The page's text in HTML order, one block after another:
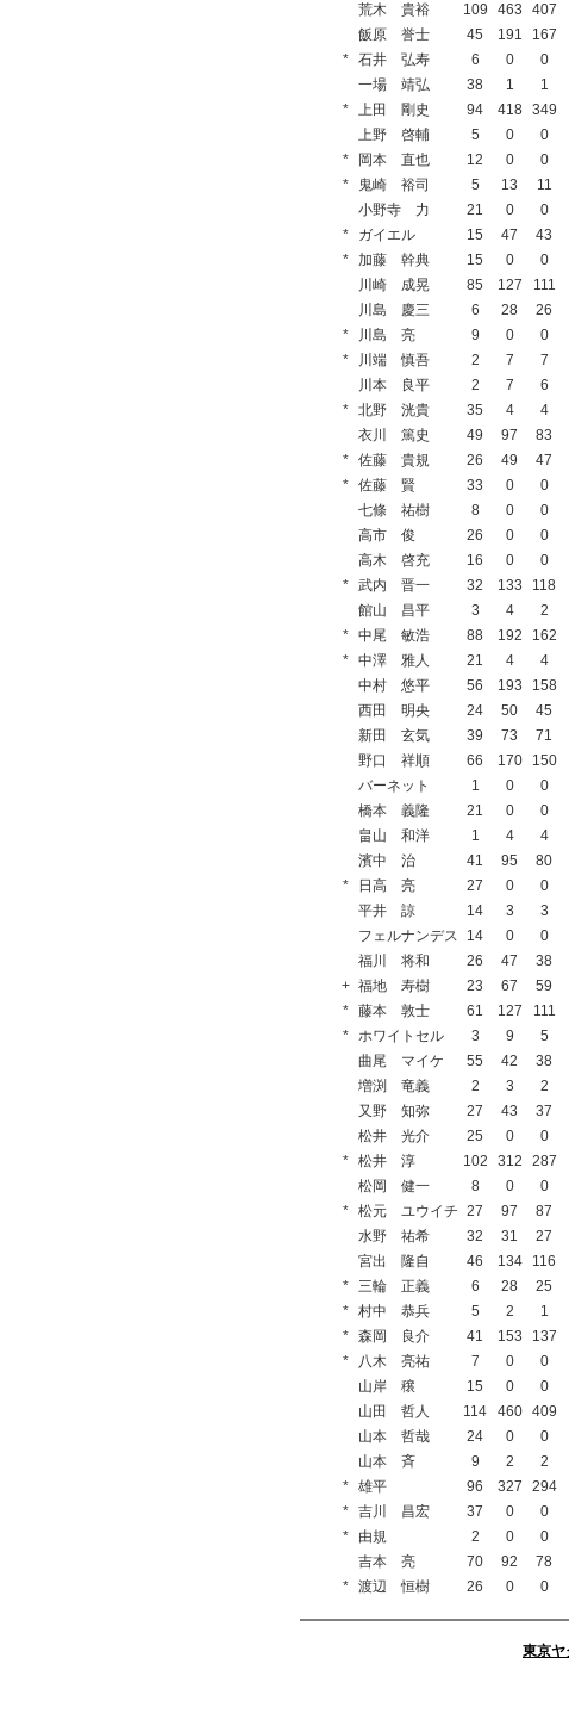
荒木 貴裕
109 463 407
飯原 誉士
45 191 167
* 石井 弘寿 6 0 0
一場 靖弘
38 1 1
* 上田 剛史 94 418 349
上野 啓輔
5 0 0
*
岡本 直也 12 0 0
*
鬼崎 裕司 5 13 11
小野寺 力
21 0 0
*
ガイエル 15 47 43
* 加藤 幹典 15 0 0
川崎 成晃
85 127 111
川島 慶三
6 28 26
*
川島 亮 9 0 0
*
川端 慎吾 2 7 7
川本 良平
2 7 6
* 北野 洸貴 35 4 4
衣川 篤史
49 97 83
* 佐藤 貴規 26 49 47
* 佐藤 賢 33 0 0
七條 祐樹
8 0 0
高市 俊
26 0 0
高木 啓充
16 0 0
* 武内 晋一 32 133 118
館山 昌平
3 4 2
* 中尾 敏浩 88 192 162
* 中澤 雅人 21 4 4
中村 悠平
56 193 158
西田 明央
24 50 45
新田 玄気
39 73 71
野口 祥順
66 170 150
バーネット
1 0 0
橋本 義隆
21 0 0
畠山 和洋
1 4 4
濱中 治
41 95 80
*
日高 亮 27 0 0
平井 諒
14 3 3
フェルナンデス
14 0 0
福川 将和
26 47 38
+ 福地 寿樹 23 67 59
* 藤本 敦士 61 127 111
* ホワイトセル 3 9 5
曲尾 マイケ
55 42 38
増渕 竜義
2 3 2
又野 知弥
27 43 37
松井 光介
25 0 0
* 松井 淳 102 312 287
松岡 健一
8 0 0
* 松元 ユウイチ 27 97 87
水野 祐希
32 31 27
宮出 隆自
46 134 116
* 三輪 正義 6 28 25
* 村中 恭兵 5 2 1
* 森岡 良介 41 153 137
*
八木 亮祐 7 0 0
山岸 穣
15 0 0
山田 哲人
114 460 409
山本 哲哉
24 0 0
山本 斉
9 2 2
* 雄平 96 327 294
* 吉川 昌宏 37 0 0
*
由規 2 0 0
吉本 亮
70 92 78
* 渡辺 恒樹 26 0 0
東京ヤ